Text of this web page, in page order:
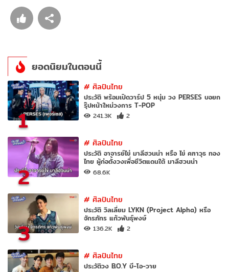
ยอดนิยมในตอนนี้
1
#ศิลปินไทย
ประวัติ พร้อมเปิดวาร์ป 5 หนุ่ม วง PERSES บอยก
รุ๊ปหน้าใหม่วงการ T-POP
241.3K 2
2
#ศิลปินไทย
ประวัติ อาจารย์ไข่ มาลีฮวนน่า หรือ ไข่ คฑาวุธ ทอง
ไทย ผู้ก่อตั้งวงเพื่อชีวิตแดนใต้ มาลีฮวนน่า
68.6K
3
#ศิลปินไทย
ประวัติ วิลเลี่ยม LYKN (Project Alpha) หรือ
จักรภัทร แก้วพันธุ์พงษ์
136.2K 2
#ศิลปินไทย
ประวัติวง B.O.Y บี-โอ-วาย